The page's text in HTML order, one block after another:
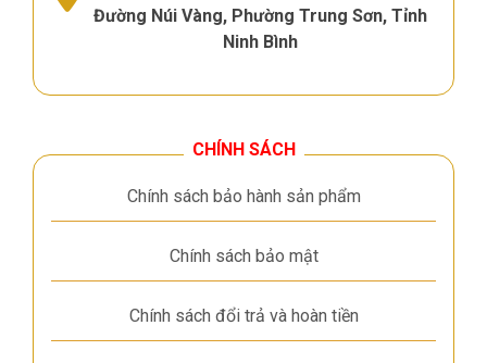
Đường Núi Vàng, Phường Trung Sơn, Tỉnh
Ninh Bình
CHÍNH SÁCH
Chính sách bảo hành sản phẩm
Chính sách bảo mật
Chính sách đổi trả và hoàn tiền